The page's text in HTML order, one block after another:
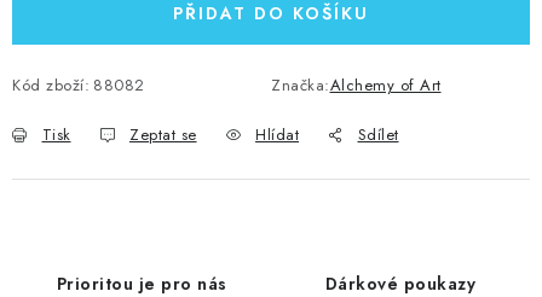
PŘIDAT DO KOŠÍKU
Kód zboží: 88082 Značka:Alchemy of Art
Tisk Zeptat se Hlídat Sdílet
Prioritou je pro nás Dárkové poukazy